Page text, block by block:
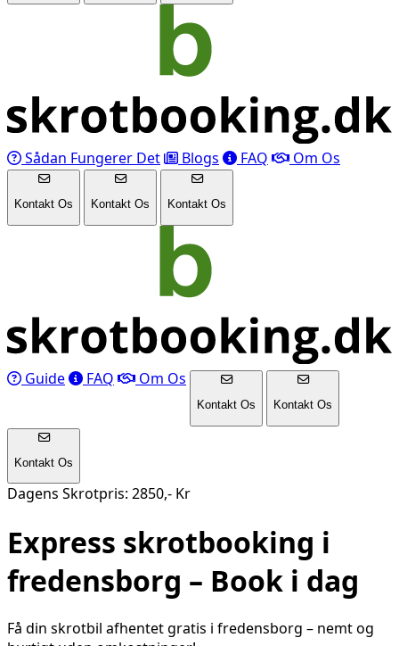
Sådan Fungerer Det Blogs FAQ Om Os
Kontakt Os Kontakt Os Kontakt Os
Guide FAQ Om Os
Kontakt Os Kontakt Os
Kontakt Os
Dagens Skrotpris: 2850,- Kr
Express skrotbooking i
fredensborg – Book i dag
Få din skrotbil afhentet gratis i fredensborg – nemt og